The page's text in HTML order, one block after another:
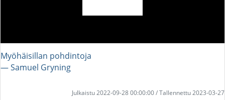
Myöhäisillan pohdintoja
― Samuel Gryning
Julkaistu 2022-09-28 00:00:00 / Tallennettu 2023-03-27